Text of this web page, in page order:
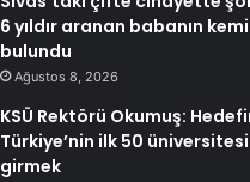
6 yıldır aranan babanın
bulundu
Ağustos 8, 2026
KSÜ Rektörü Okumuş:
Türkiye’nin ilk 50
girmek